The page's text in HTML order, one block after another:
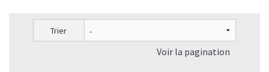
Trier
Voir la pagination